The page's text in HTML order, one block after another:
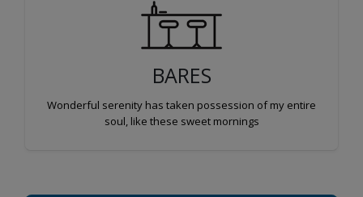
BARES
Wonderful serenity has taken possession of my entire
soul, like these sweet mornings